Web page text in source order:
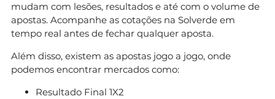
mudam com lesões, resultados e até com o volume de
apostas. Acompanhe as cotações na Solverde em
tempo real antes de fechar qualquer aposta.
Além disso, existem as apostas jogo a jogo, onde
podemos encontrar mercados como:
Resultado Final 1X2